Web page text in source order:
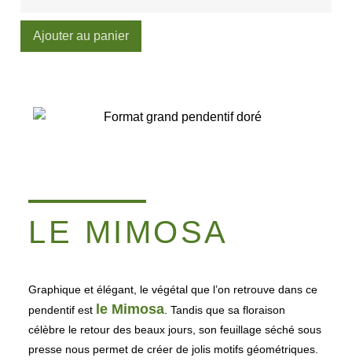
Ajouter au panier
LE MIMOSA
Graphique et élégant, le végétal que l’on retrouve dans ce
pendentif est le Mimosa . Tandis que sa floraison
célèbre le retour des beaux jours, son feuillage séché sous
presse nous permet de créer de jolis motifs géométriques.